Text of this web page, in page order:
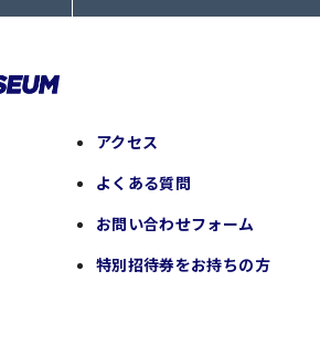
アクセス
よくある質問
お問い合わせフォーム
特別招待券をお持ちの方